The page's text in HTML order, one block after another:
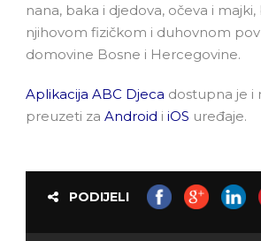
nana, baka i djedova, očeva i majki,
njihovom fizičkom i duhovnom
domovine Bosne i Hercegovine.
Aplikacija ABC Djeca dostupna je i
preuzeti za Android i iOS uređaje.
PODIJELI